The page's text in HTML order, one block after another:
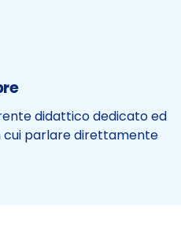
didattico dedicato ed
cui parlare direttamente